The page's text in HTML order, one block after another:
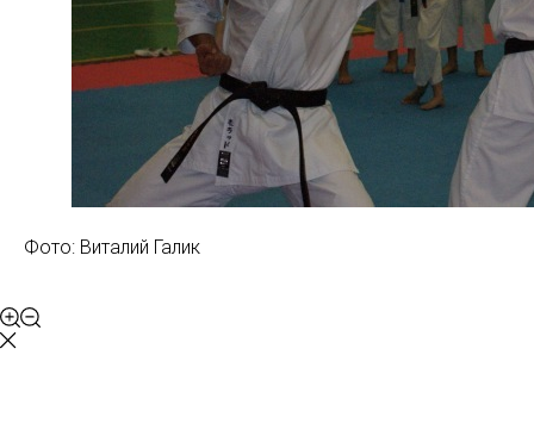
Фото: Виталий Галик